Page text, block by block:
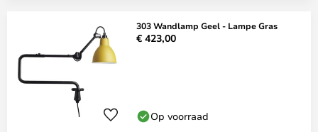
303 Wandlamp Geel - Lampe Gras
€ 423,00
Op voorraad